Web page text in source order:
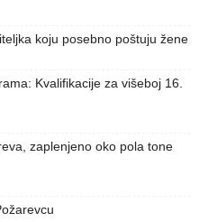
koju posebno poštuju žene
Kvalifikacije za višeboj 16.
zaplenjeno oko pola tone